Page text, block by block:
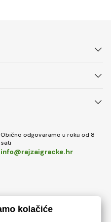
Obično odgovaramo u roku od 8
sati
info@rajzaigracke.hr